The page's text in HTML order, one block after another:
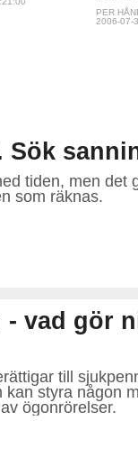
PER
2006-07-
Sök
tiden, men det
som räknas.
- vad gör
till
kan styra någon
ögonrörelser.